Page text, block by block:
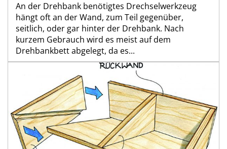
An der Drehbank benötigtes Drechselwerkzeug
hängt oft an der Wand, zum Teil gegenüber,
seitlich, oder gar hinter der Drehbank. Nach
kurzem Gebrauch wird es meist auf dem
Drehbankbett abgelegt, da es...